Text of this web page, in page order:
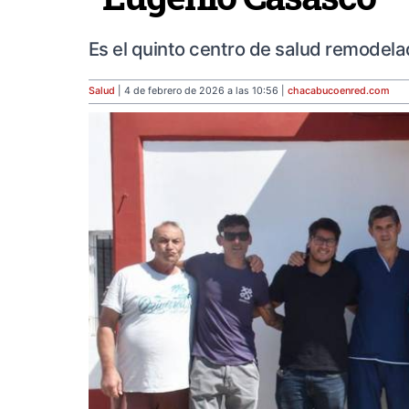
Es el quinto centro de salud
Salud | 4 de febrero de 2026 a las 10:56 | chacabucoenred.com